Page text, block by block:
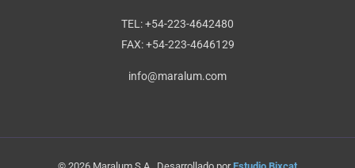
TEL: +54-223-4642480
FAX: +54-223-4646129
info@maralum.com